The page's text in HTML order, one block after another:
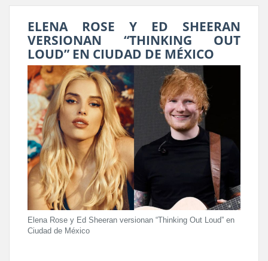
ELENA ROSE Y ED SHEERAN
VERSIONAN “THINKING OUT
LOUD” EN CIUDAD DE MÉXICO
Elena Rose y Ed Sheeran versionan “Thinking Out Loud” en
Ciudad de México